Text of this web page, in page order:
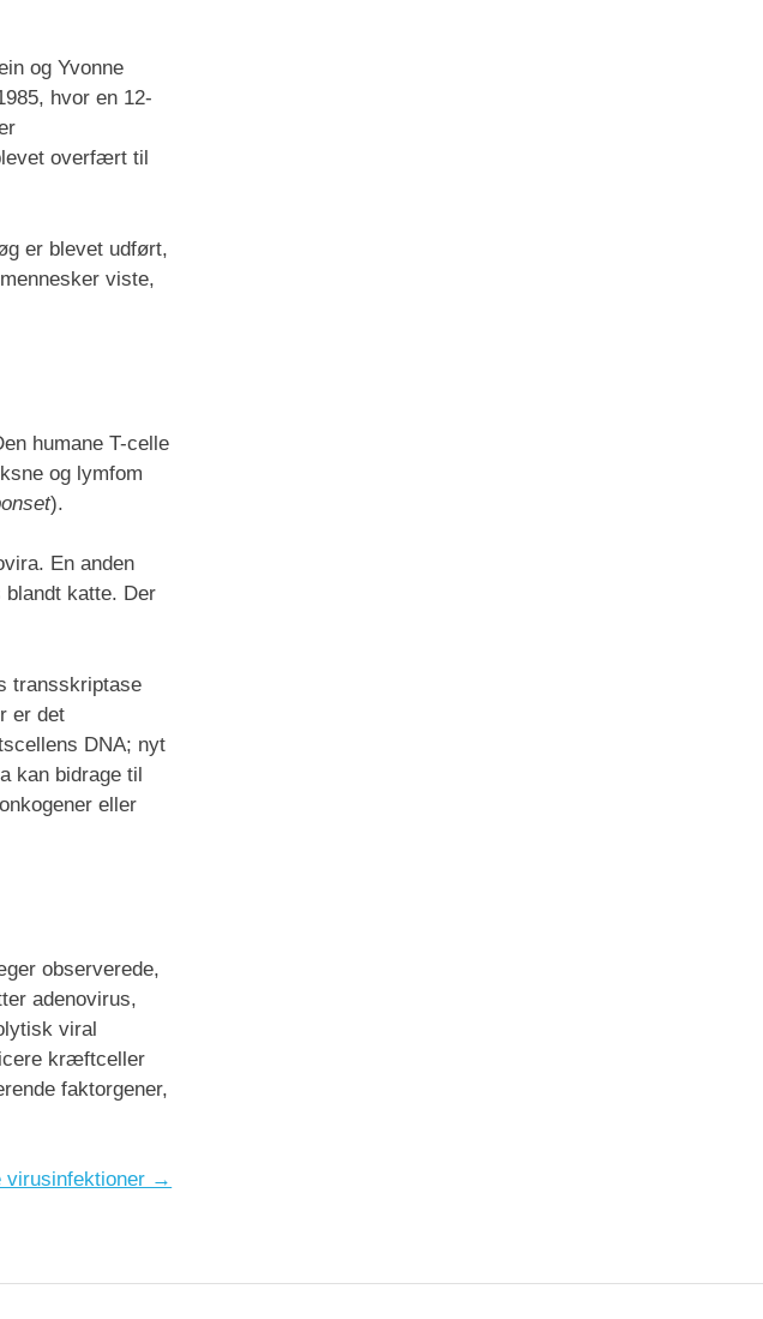
og Yvonne
hvor en 12-
overfært til
er blevet udført,
viste,
humane T-celle
og lymfom
).
En anden
katte. Der
transskriptase
er det
DNA; nyt
kan bidrage til
eller
observerede,
adenovirus,
viral
kræftceller
faktorgener,
virusinfektioner →